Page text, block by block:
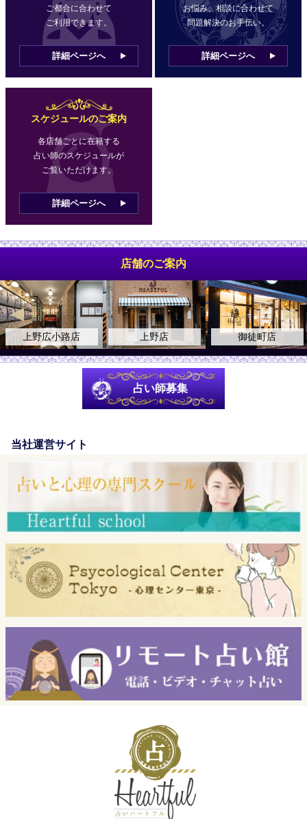
ご都合に合わせて
ご利用できます。
詳細ページへ
お悩み、相談に合わせて
問題解決のお手伝い。
詳細ページへ
スケジュールのご案内
各店舗ごとに在籍する
占い師のスケジュールが
ご覧いただけます。
詳細ページへ
店舗のご案内
上野広小路店 上野店 御徒町店
占い師募集
当社運営サイト